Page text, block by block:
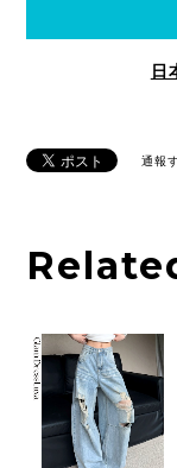
日
通報